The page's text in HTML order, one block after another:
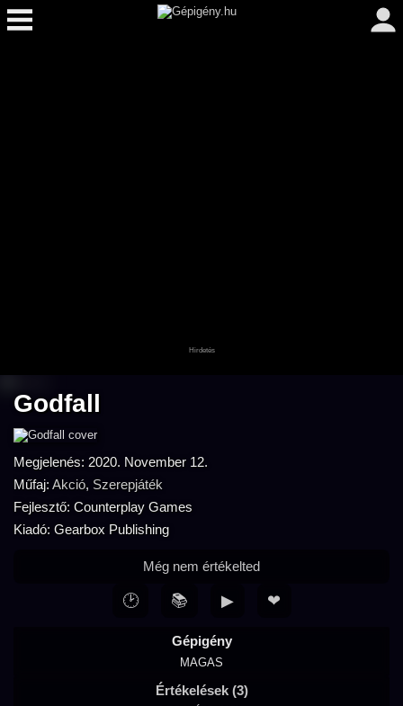
Godfall
Megjelenés: 2020. November 12.
Műfaj: Akció, Szerepjáték
Fejlesztő: Counterplay Games
Kiadó: Gearbox Publishing
Gépigény
MAGAS
Értékelések (3)
Még nem értékelted
🕑 📚 ▶ ❤